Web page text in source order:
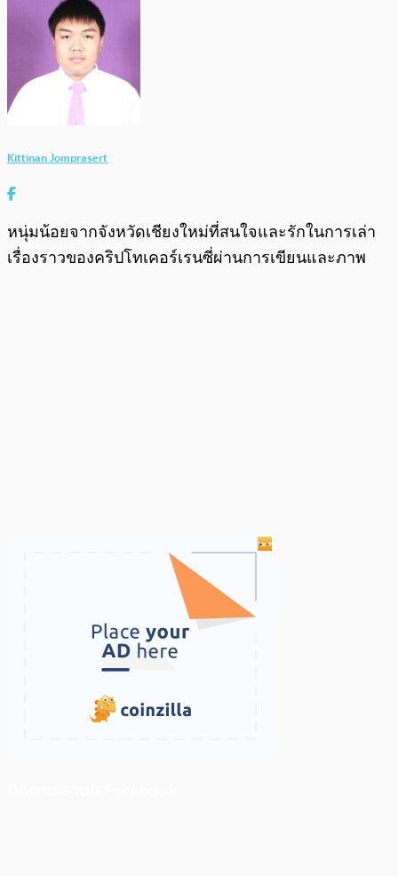
Kittinan Jomprasert
หนุ่มน้อยจากจังหวัดเชียงใหม่ที่สนใจและรักในการเล่า
เรื่องราวของคริปโทเคอร์เรนซี่ผ่านการเขียนและภาพ